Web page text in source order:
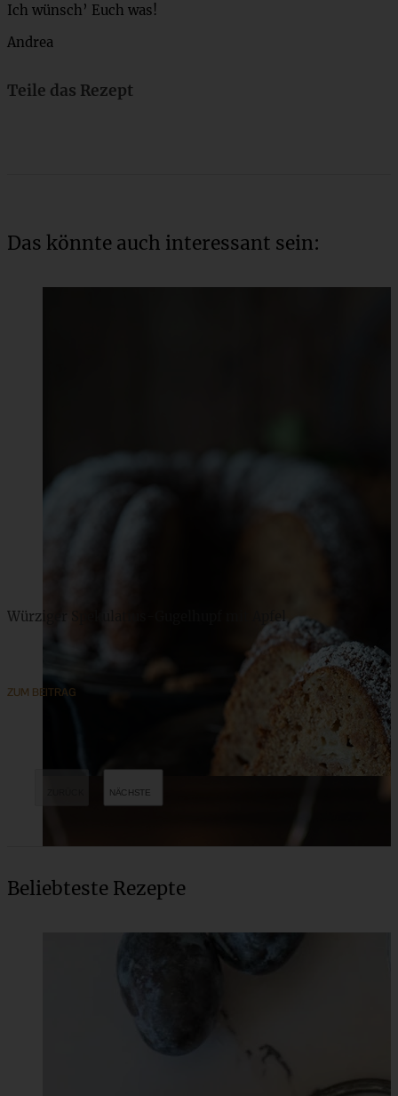
Ich wünsch’ Euch was!
Andrea
Teile das Rezept
Das könnte auch interessant sein:
Würziger Spekulatius-Gugelhupf mit Apfel
ZUM BEITRAG
Beliebteste Rezepte